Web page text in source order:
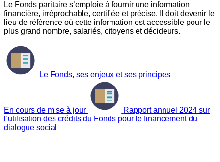
Le Fonds paritaire s’emploie à fournir une information
financière, irréprochable, certifiée et précise. Il doit devenir le
lieu de référence où cette information est accessible pour le
plus grand nombre, salariés, citoyens et décideurs.
Le Fonds, ses enjeux et ses principes
En cours de mise à jour
Rapport annuel 2024 sur
l’utilisation des crédits du Fonds pour le financement du
dialogue social